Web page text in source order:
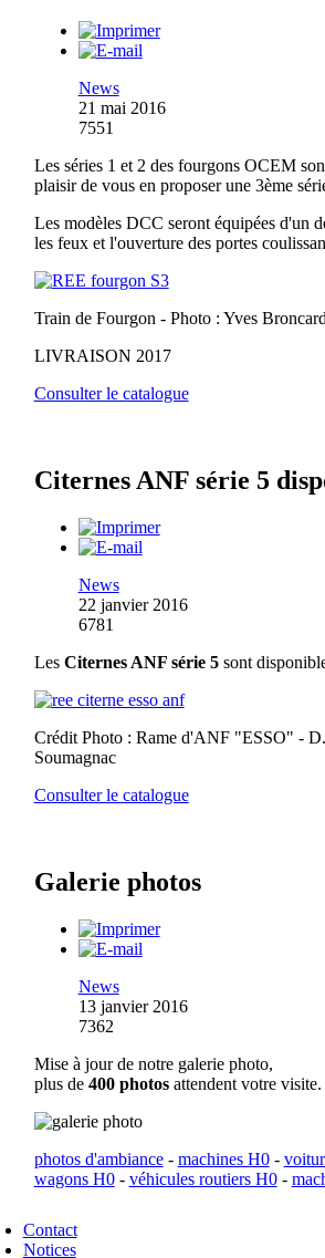
News
21 mai 2016
7551
Les séries 1 et 2 des fourgons OCEM
plaisir de vous en proposer une 3ème
Les modèles DCC seront équipées d'un
les feux et l'ouverture des portes
Train de Fourgon - Photo : Yves Broncard
LIVRAISON 2017
Consulter le catalogue
Citernes ANF série 5
News
22 janvier 2016
6781
Les Citernes ANF série 5sont
Crédit Photo : Rame d'ANF "ESSO" -
Soumagnac
Consulter le catalogue
Galerie photos
News
13 janvier 2016
7362
Mise à jour de notre galerie photo,
plus de 400 photosattendent votre visite.
photos d'ambiance- machines H0-
wagons H0- véhicules routiers H0-
Contact
Notices